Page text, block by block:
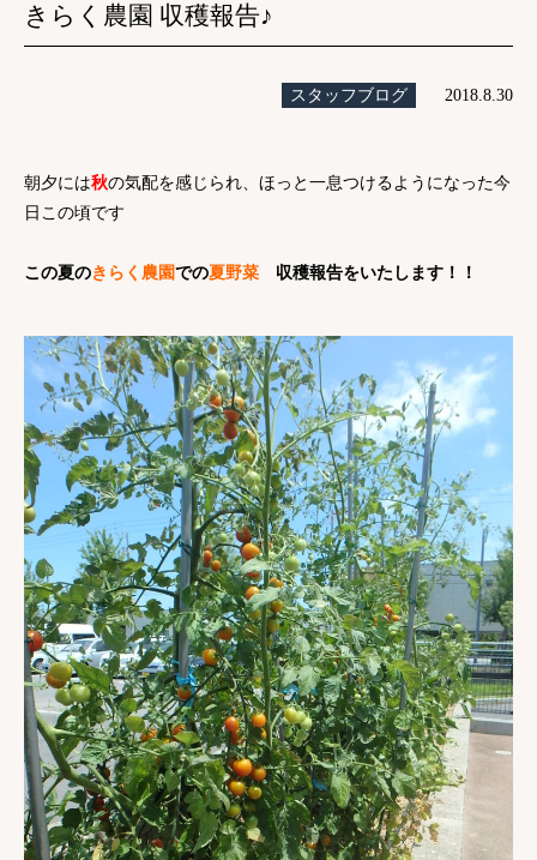
きらく農園 収穫報告♪
スタッフブログ 2018.8.30
朝夕には秋の気配を感じられ、ほっと一息つけるようになった今
日この頃です
この夏のきらく農園での夏野菜 収穫報告をいたします！！